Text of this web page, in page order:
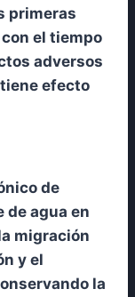
primeras
el tiempo
adversos
efecto
de
de agua en
migración
y el
la